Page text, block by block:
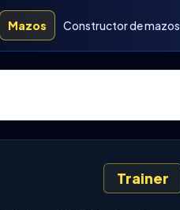
Mazos Constructor de mazos
Trainer